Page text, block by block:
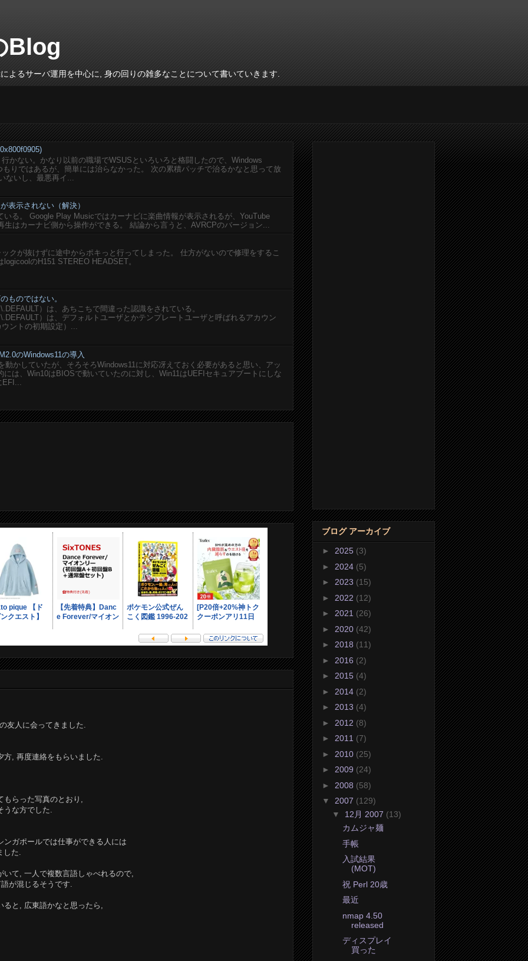
Blog
よるサーバ運用を中心に, 身の回りの雑多なことについて書いていきます.
かない。かなり以前の職場でWSUSといろいろと格闘したので、Windows
りではあるが、簡単には治らなかった。 次の累積パッチで治るかなと思って放
ないし、最悪再イ...
表示されない（解決）
る。 Google Play Musicではカーナビに楽曲情報が表示されるが、YouTube
はカーナビ側から操作ができる。 結論から言うと、AVRCPのバージョン...
クが抜けずに途中からポキっと行ってしまった。 仕方がないので修理をするこ
のH151 STEREO HEADSET。
ものではない。
）は、あちこちで間違った認識をされている。
）は、デフォルトユーザとかテンプレートユーザと呼ばれるアカウン
ントの初期設定）...
のWindows11の導入
動かしていたが、そろそろWindows11に対応冴えておく必要があると思い、アッ
は、Win10はBIOSで動いていたのに対し、Win11はUEFIセキュアブートにしな
EFI...
友人に会ってきました.
方, 再度連絡をもらいました.
もらった写真のとおり,
うな方でした.
ガポールでは仕事ができる人には
した.
て, 一人で複数言語しゃべれるので,
が混じるそうです.
ると, 広東語かなと思ったら,
ブログ アーカイブ
► 2025 (3)
► 2024 (5)
► 2023 (15)
► 2022 (12)
► 2021 (26)
► 2020 (42)
► 2018 (11)
► 2016 (2)
► 2015 (4)
► 2014 (2)
► 2013 (4)
► 2012 (8)
► 2011 (7)
► 2010 (25)
► 2009 (24)
► 2008 (58)
▼ 2007 (129)
▼ 12月 2007 (13)
カムジャ麺
手帳
入試結果
(MOT)
祝 Perl 20歳
最近
nmap 4.50
released
ディスプレイ
買った